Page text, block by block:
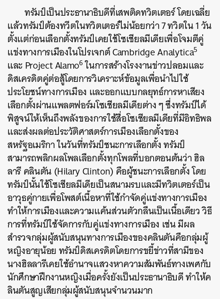
ทรัมป์เป็นประธานาธิบดีที่เสพติดทวิตเตอร์ โดยเฉลี่ย
แล้วทรัมป์ต้องทวีตในทวิตเตอร์ไม่น้อยกว่า 7 ทวิตใน 1 วัน
ตั้งแต่ก่อนเลือกตั้งทรัมป์เคยใช้โซเชียลมีเดียเพื่อโจมตีคู่
แข่งทางการเมืองในโปรเจกต์ Cambridge Analytica5
และ Project Alamo6ในการสร้างโรงงานข่าวปลอมและ
ดิสเครดิตคู่ต่อสู้โดยการวิเคราะห์ข้อมูลเพื่อนำไปใช้
ประโยชน์ทางการเมือง และออกแบบกลยุทธ์การหาเสียง
เลือกตั้งผ่านแพลตฟอร์มโซเชียลมีเดียต่าง ๆ ซึ่งทรัมป์ได้
พิสูจน์ให้เห็นถึงพลังของการใช้สื่อโซเชียลมีเดียที่มีอิทธิพล
และส่งผลต่อประวัติศาสตร์การเมืองเลือกตั้งของ
สหรัฐอเมริกา ในวันที่ทรัมป์ชนะการเลือกตั้ง ทรัมป์
สามารถพลิกผลโพลเลือกตั้งทุกโพลที่บอกตอนต้นว่า ฮิล
ลารี คลินตัน (Hilary Clinton) คือผู้ชนะการเลือกตั้ง โดย
ทรัมป์นั้นใช้โซเชียลมีเดียเป็นสนามรบและมีทวิตเตอร์เป็น
อาวุธคู่กายเพื่อโพสต์เนื้อหาที่ใช้กำจัดคู่แข่งทางการเมือง
ทำให้การเมืองและความแค้นส่วนตัวกลืนเป็นเนื้อเดียว วิธี
การที่ทรัมป์ใช้จัดการกับคู่แข่งทางการเมือง เช่น มีผล
สำรวจกลุ่มผู้สนับสนุนทางการเมืองของคลินตันคือกลุ่มผู้
หญิงอายุน้อย ทรัมป์ดิสเครดิตโดยการขยี้ข่าวที่สามีของ
นางฮิลลารีเคยใช้อำนาจแสวงหาความสัมพันธ์ทางเพศกับ
นักศึกษาฝึกงานหญิงเมื่อครั้งยังเป็นประธานาธิบดี ทำให้ค
ลินตันสูญเสียกลุ่มผู้สนับสนุนจำนวนมาก
SHARE TWEET LINE EMAIL